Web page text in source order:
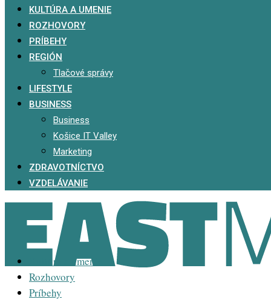
KULTÚRA A UMENIE
ROZHOVORY
PRÍBEHY
REGIÓN
Tlačové správy
LIFESTYLE
BUSINESS
Business
Košice IT Valley
Marketing
ZDRAVOTNÍCTVO
VZDELÁVANIE
Kultúra a umenie
Rozhovory
Príbehy